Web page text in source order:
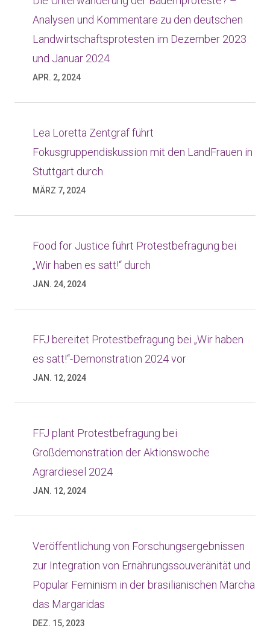
Analysen und Kommentare zu den deutschen
Landwirtschaftsprotesten im Dezember 2023
und Januar 2024
APR. 2, 2024
Lea Loretta Zentgraf führt
Fokusgruppendiskussion mit den LandFrauen in
Stuttgart durch
MÄRZ 7, 2024
Food for Justice führt Protestbefragung bei
„Wir haben es satt!“ durch
JAN. 24, 2024
FFJ bereitet Protestbefragung bei „Wir haben
es satt!“-Demonstration 2024 vor
JAN. 12, 2024
FFJ plant Protestbefragung bei
Großdemonstration der Aktionswoche
Agrardiesel 2024
JAN. 12, 2024
Veröffentlichung von Forschungsergebnissen
zur Integration von Ernährungssouveränität und
Popular Feminism in der brasilianischen Marcha
das Margaridas
DEZ. 15, 2023